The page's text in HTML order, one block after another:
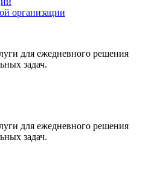
организации
для ежедневного решения
задач.
для ежедневного решения
задач.